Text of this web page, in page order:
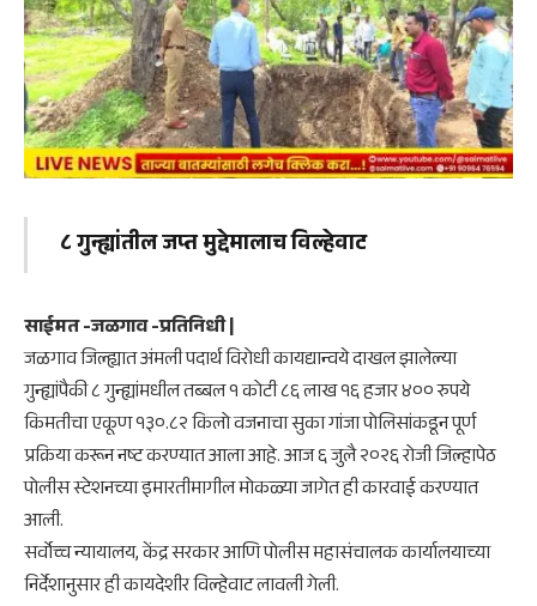
​८ गुन्ह्यांतील जप्त मुद्देमालाच विल्हेवाट
साईमत -जळगाव -प्रतिनिधी |
जळगाव जिल्ह्यात अंमली पदार्थ विरोधी कायद्यान्वये दाखल झालेल्या
गुन्ह्यांपैकी ८ गुन्ह्यांमधील तब्बल १ कोटी ८६ लाख १६ हजार ४०० रुपये
किमतीचा एकूण १३०.८२ किलो वजनाचा सुका गांजा पोलिसांकडून पूर्ण
प्रक्रिया करून नष्ट करण्यात आला आहे. आज ६ जुलै २०२६ रोजी जिल्हापेठ
पोलीस स्टेशनच्या इमारतीमागील मोकळ्या जागेत ही कारवाई करण्यात
आली.
​सर्वोच्च न्यायालय, केंद्र सरकार आणि पोलीस महासंचालक कार्यालयाच्या
निर्देशानुसार ही कायदेशीर विल्हेवाट लावली गेली.